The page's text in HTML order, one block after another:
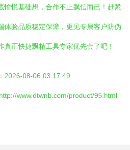
愉悦基础想，合作不止飘信而已！赶紧
体验品质稳定保障，更见专属客户防伪
正快捷飘精工具专家优先套了吧！
2026-08-06 03:17:49
www.dtwnb.com/product/95.html